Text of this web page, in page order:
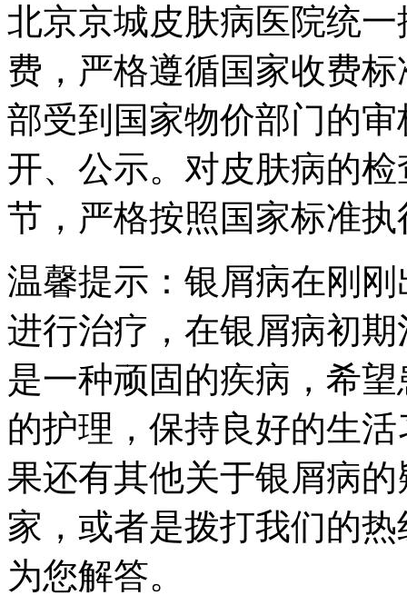
北京京城皮肤病医院统
费，严格遵循国家收费
部受到国家物价部门的
开、公示。对皮肤病的
节，严格按照国家标准
温馨提示：银屑病在刚
进行治疗，在银屑病初
是一种顽固的疾病，希
的护理，保持良好的生
果还有其他关于银屑病
家，或者是拨打我们的
为您解答。